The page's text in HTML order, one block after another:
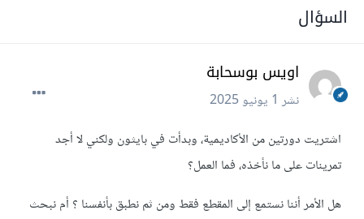
السؤال
اويس بوسحابة
نشر1 يونيو 2025
اشتريت دورتين من الأكاديمية، وبدأت في بايثون ولكني لا أجد
تمرينات على ما نأخذه، فما العمل؟
هل الأمر أننا نستمع إلى المقطع فقط ومن ثم نطبق بأنفسنا ؟ أم نبحث